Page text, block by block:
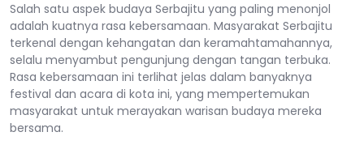
Salah satu aspek budaya Serbajitu yang paling menonjol
adalah kuatnya rasa kebersamaan. Masyarakat Serbajitu
terkenal dengan kehangatan dan keramahtamahannya,
selalu menyambut pengunjung dengan tangan terbuka.
Rasa kebersamaan ini terlihat jelas dalam banyaknya
festival dan acara di kota ini, yang mempertemukan
masyarakat untuk merayakan warisan budaya mereka
bersama.